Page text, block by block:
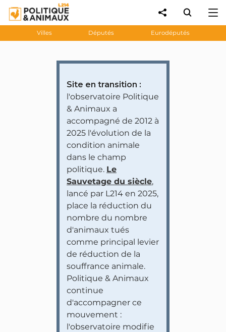
Villes Députés Eurodéputés
Site en transition :
l'observatoire Politique
& Animaux a
accompagné de 2012 à
2025 l'évolution de la
condition animale
dans le champ
politique. Le
Sauvetage du siècle,
lancé par L214 en 2025,
place la réduction du
nombre du nombre
d'animaux tués
comme principal levier
de réduction de la
souffrance animale.
Politique & Animaux
continue
d'accompagner ce
mouvement :
l'observatoire modifie